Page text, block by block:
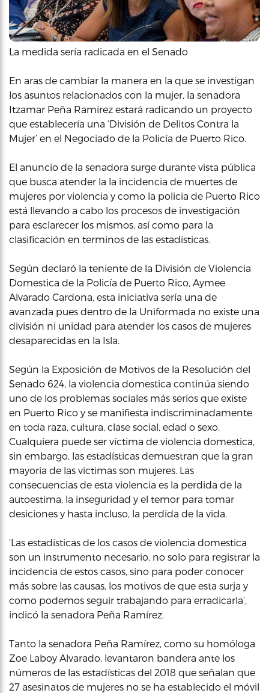
La medida sería radicada en el Senado
En aras de cambiar la manera en la que se investigan
los asuntos relacionados con la mujer, la senadora
Itzamar Peña Ramírez estará radicando un proyecto
que establecería una ‘División de Delitos Contra la
Mujer’ en el Negociado de la Policía de Puerto Rico.
El anuncio de la senadora surge durante vista pública
que busca atender la la incidencia de muertes de
mujeres por violencia y como la policia de Puerto Rico
está llevando a cabo los procesos de investigación
para esclarecer los mismos, así como para la
clasificación en terminos de las estadísticas.
Según declaró la teniente de la División de Violencia
Domestica de la Policía de Puerto Rico, Aymee
Alvarado Cardona, esta iniciativa sería una de
avanzada pues dentro de la Uniformada no existe una
división ni unidad para atender los casos de mujeres
desaparecidas en la Isla.
Según la Exposición de Motivos de la Resolución del
Senado 624, la violencia domestica continúa siendo
uno de los problemas sociales más serios que existe
en Puerto Rico y se manifiesta indiscriminadamente
en toda raza, cultura, clase social, edad o sexo.
Cualquiera puede ser víctima de violencia domestica,
sin embargo, las estadísticas demuestran que la gran
mayoría de las victimas son mujeres. Las
consecuencias de esta violencia es la perdida de la
autoestima, la inseguridad y el temor para tomar
desiciones y hasta incluso, la perdida de la vida.
‘Las estadísticas de los casos de violencia domestica
son un instrumento necesario, no solo para registrar la
incidencia de estos casos, sino para poder conocer
más sobre las causas, los motivos de que esta surja y
como podemos seguir trabajando para erradicarla’,
indicó la senadora Peña Ramírez.
Tanto la senadora Peña Ramírez, como su homóloga
Zoe Laboy Alvarado, levantaron bandera ante los
números de las estadísticas del 2018 que señalan que
27 asesinatos de mujeres no se ha establecido el móvil